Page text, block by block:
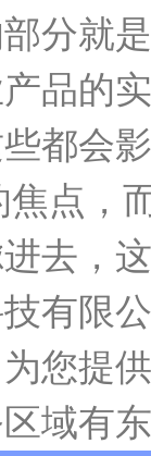
分就
品的
都会
焦点，
去，
有限
您提
域有